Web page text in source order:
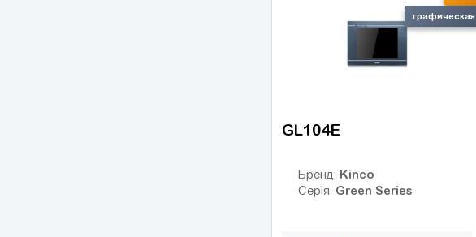
графическая
GL104E
Бренд: Kinco
Серія: Green Series